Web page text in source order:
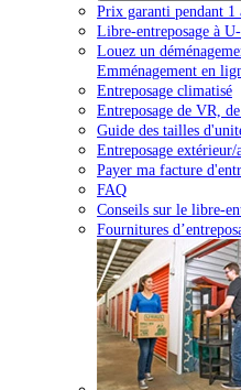
Prix garanti pendant 1
Libre-entreposage à
Louez un
Emménagement en
Entreposage climatisé
Entreposage de VR,
Guide des tailles
Entreposage
Payer ma facture
FAQ
Conseils sur le libre-
Fournitures